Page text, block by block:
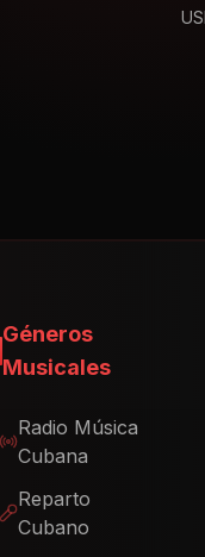
Géneros
Musicales
Radio Música
Cubana
Reparto
Cubano